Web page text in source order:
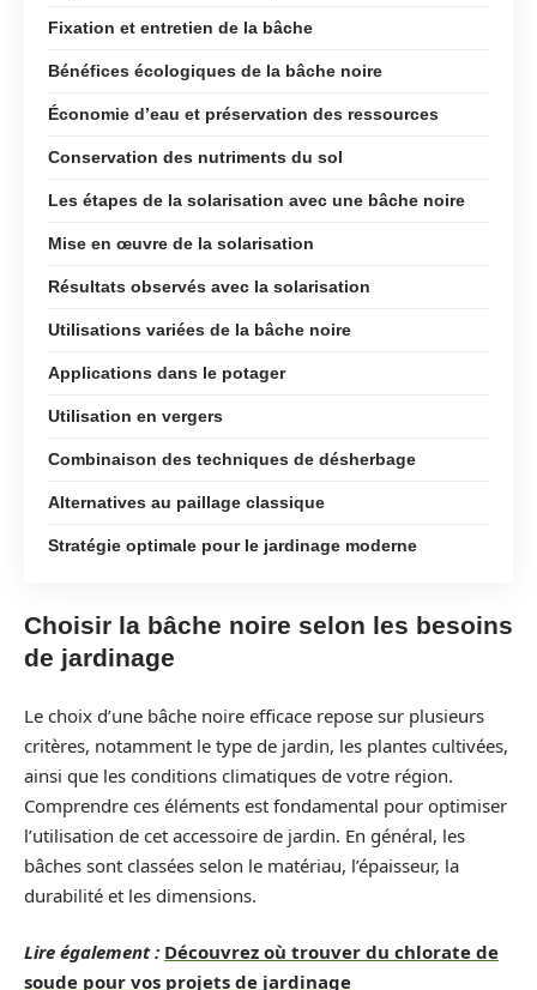
Fixation et entretien de la bâche
Bénéfices écologiques de la bâche noire
Économie d’eau et préservation des ressources
Conservation des nutriments du sol
Les étapes de la solarisation avec une bâche noire
Mise en œuvre de la solarisation
Résultats observés avec la solarisation
Utilisations variées de la bâche noire
Applications dans le potager
Utilisation en vergers
Combinaison des techniques de désherbage
Alternatives au paillage classique
Stratégie optimale pour le jardinage moderne
Choisir la bâche noire selon les besoins
de jardinage
Le choix d’une bâche noire efficace repose sur plusieurs
critères, notamment le type de jardin, les plantes cultivées,
ainsi que les conditions climatiques de votre région.
Comprendre ces éléments est fondamental pour optimiser
l’utilisation de cet accessoire de jardin. En général, les
bâches sont classées selon le matériau, l’épaisseur, la
durabilité et les dimensions.
Lire également : Découvrez où trouver du chlorate de
soude pour vos projets de jardinage